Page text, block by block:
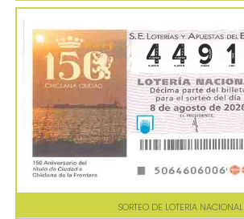
SORTEO DE LOTERIA NACIONAL